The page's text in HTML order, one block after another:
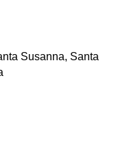
Susanna, Santa